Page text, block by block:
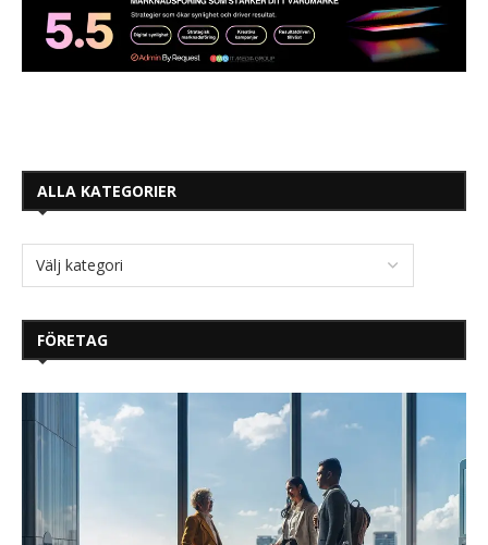
ALLA KATEGORIER
FÖRETAG